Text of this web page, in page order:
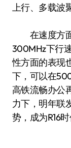
上行、多载波
在速度方面
300MHz下行
性方面的表现
下，可以在
高铁流畅办公
力下，明年联
势，成为R16时